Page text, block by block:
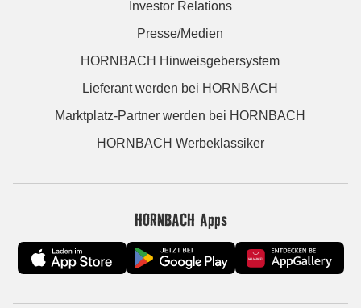
Investor Relations
Presse/Medien
HORNBACH Hinweisgebersystem
Lieferant werden bei HORNBACH
Marktplatz-Partner werden bei HORNBACH
HORNBACH Werbeklassiker
HORNBACH Apps